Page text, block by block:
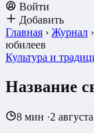
Войти
Добавить
Главная › Журнал ›
юбилеев
Культура и
Название
8 мин ·2